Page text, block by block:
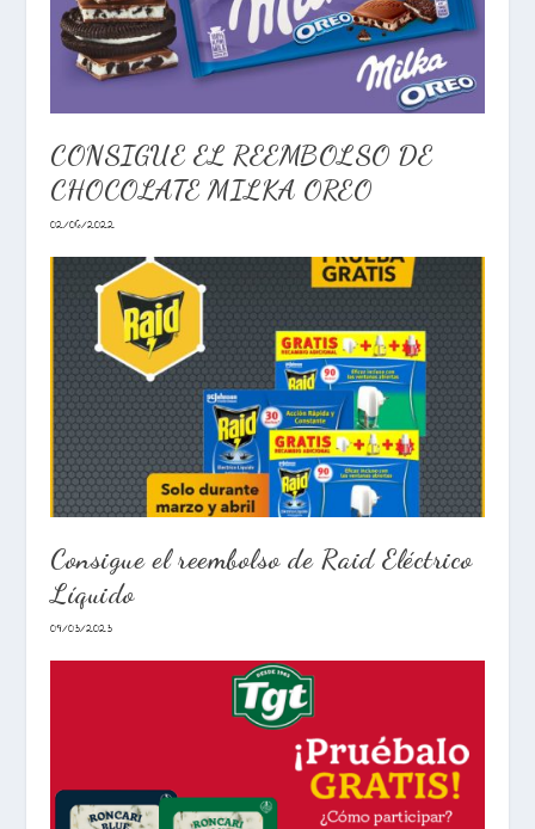
CONSIGUE EL REEMBOLSO DE
CHOCOLATE MILKA OREO
02/06/2022
Consigue el reembolso de Raid Eléctrico
Líquido
09/03/2023